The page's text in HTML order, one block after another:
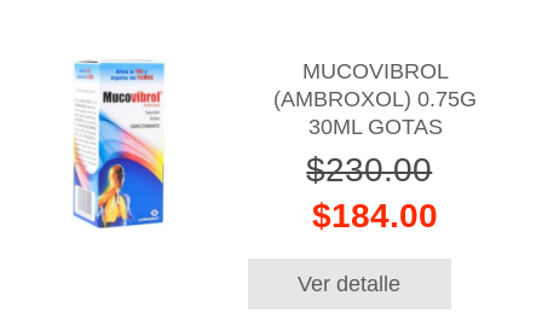
MUCOVIBROL
(AMBROXOL) 0.75G
30ML GOTAS
$230.00
$184.00
Ver detalle